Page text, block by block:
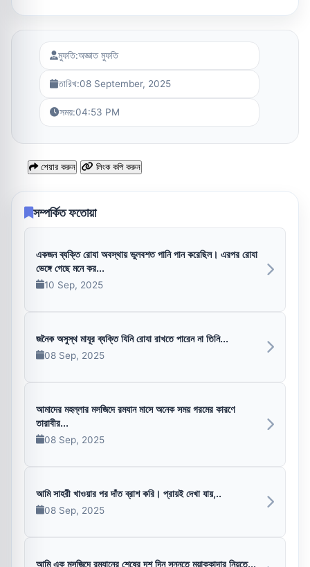
মুফতি:অজ্ঞাত মুফতি
তারিখ:08 September, 2025
সময়:04:53 PM
শেয়ার করুন লিংক কপি করুন
সম্পর্কিত ফতোয়া
একজন ব্যক্তি রোযা অবস্থায় ভুলবশত পানি পান করেছিল। এরপর রোযা
ভেঙ্গে গেছে মনে কর...
10 Sep, 2025
জনৈক অসুস্থ মাযূর ব্যক্তি যিনি রোযা রাখতে পারেন না তিনি...
08 Sep, 2025
আমাদের মহল্লার মসজিদে রমযান মাসে অনেক সময় গরমের কারণে
তারাবীর...
08 Sep, 2025
আমি সাহরী খাওয়ার পর দাঁত ব্রাশ করি। প্রায়ই দেখা যায়,..
08 Sep, 2025
আমি এক মসজিদে রমযানের শেষের দশ দিন সুন্নতে মুয়াক্কাদার নিয়তে...